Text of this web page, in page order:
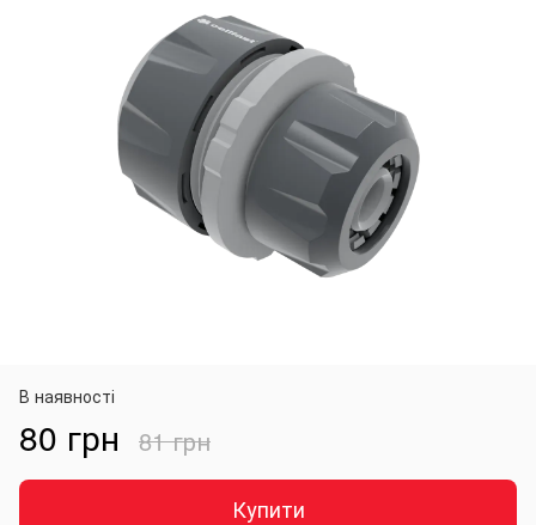
В наявності
80 грн 81 грн
Купити